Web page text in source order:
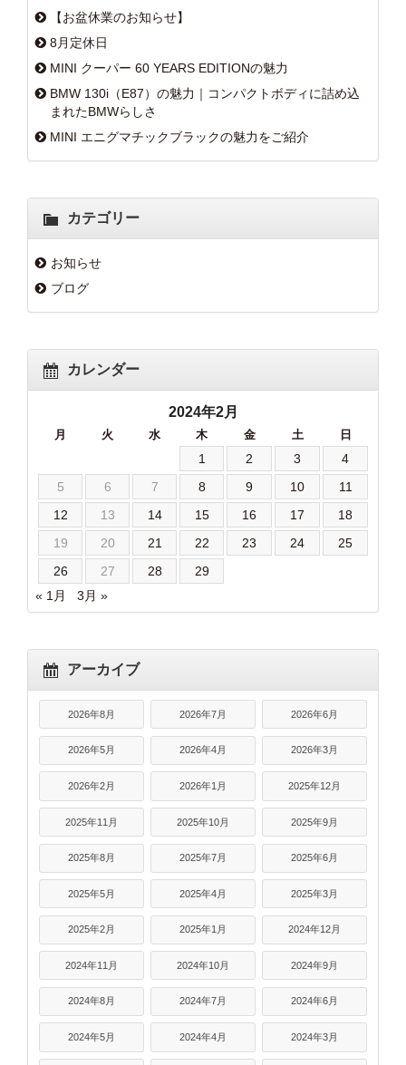
【お盆休業のお知らせ】
8月定休日
MINI クーパー 60 YEARS EDITIONの魅力
BMW 130i（E87）の魅力｜コンパクトボディに詰め込
まれたBMWらしさ
MINI エニグマチックブラックの魅力をご紹介
カテゴリー
お知らせ
ブログ
カレンダー
2024年2月
月 火 水 木 金 土 日
1 2 3
4
5
6 7 8 9 10
11
12
13 14 15 16 17
18
19
20 21 22 23 24
25
26
27 28
29
« 1月
3月 »
アーカイブ
2026年8月 2026年7月 2026年6月
2026年5月 2026年4月 2026年3月
2026年2月 2026年1月 2025年12月
2025年11月 2025年10月 2025年9月
2025年8月 2025年7月 2025年6月
2025年5月 2025年4月 2025年3月
2025年2月 2025年1月 2024年12月
2024年11月 2024年10月 2024年9月
2024年8月 2024年7月 2024年6月
2024年5月 2024年4月 2024年3月